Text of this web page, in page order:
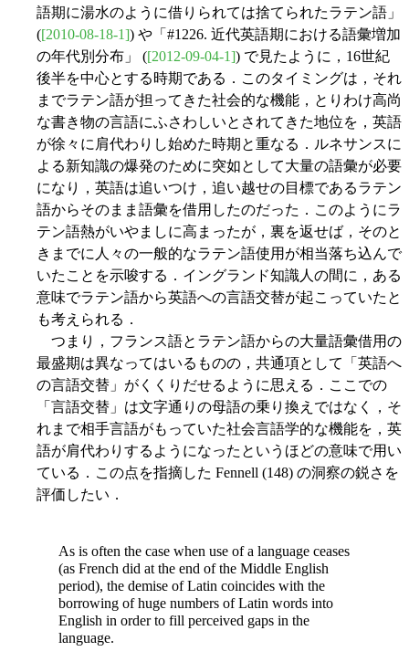
語期に湯水のように借りられては捨てられたラテン語」
([2010-08-18-1]) や「#1226. 近代英語期における語彙増加
の年代別分布」 ([2012-09-04-1]) で見たように，16世紀
後半を中心とする時期である．このタイミングは，それ
までラテン語が担ってきた社会的な機能，とりわけ高尚
な書き物の言語にふさわしいとされてきた地位を，英語
が徐々に肩代わりし始めた時期と重なる．ルネサンスに
よる新知識の爆発のために突如として大量の語彙が必要
になり，英語は追いつけ，追い越せの目標であるラテン
語からそのまま語彙を借用したのだった．このようにラ
テン語熱がいやましに高まったが，裏を返せば，そのと
きまでに人々の一般的なラテン語使用が相当落ち込んで
いたことを示唆する．イングランド知識人の間に，ある
意味でラテン語から英語への言語交替が起こっていたと
も考えられる．
つまり，フランス語とラテン語からの大量語彙借用の
最盛期は異なってはいるものの，共通項として「英語へ
の言語交替」がくくりだせるように思える．ここでの
「言語交替」は文字通りの母語の乗り換えではなく，そ
れまで相手言語がもっていた社会言語学的な機能を，英
語が肩代わりするようになったというほどの意味で用い
ている．この点を指摘した Fennell (148) の洞察の鋭さを
評価したい．
As is often the case when use of a language ceases
(as French did at the end of the Middle English
period), the demise of Latin coincides with the
borrowing of huge numbers of Latin words into
English in order to fill perceived gaps in the
language.